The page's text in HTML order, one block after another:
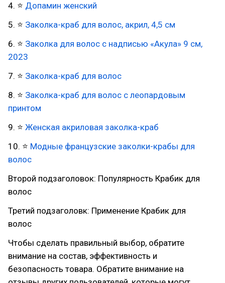
4. ⭐ Допамин женский
5. ⭐ Заколка-краб для волос, акрил, 4,5 см
6. ⭐ Заколка для волос с надписью «Акула» 9 см,
2023
7. ⭐ Заколка-краб для волос
8. ⭐ Заколка-краб для волос с леопардовым
принтом
9. ⭐ Женская акриловая заколка-краб
10. ⭐ Модные французские заколки-крабы для
волос
Второй подзаголовок: Популярность Крабик для
волос
Третий подзаголовк: Применение Крабик для
волос
Чтобы сделать правильный выбор, обратите
внимание на состав, эффективность и
безопасность товара. Обратите внимание на